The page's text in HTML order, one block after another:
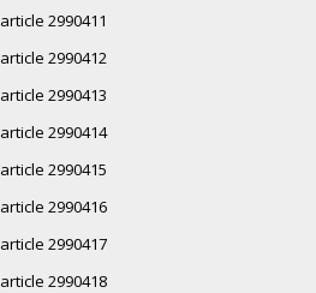
article 2990411
article 2990412
article 2990413
article 2990414
article 2990415
article 2990416
article 2990417
article 2990418